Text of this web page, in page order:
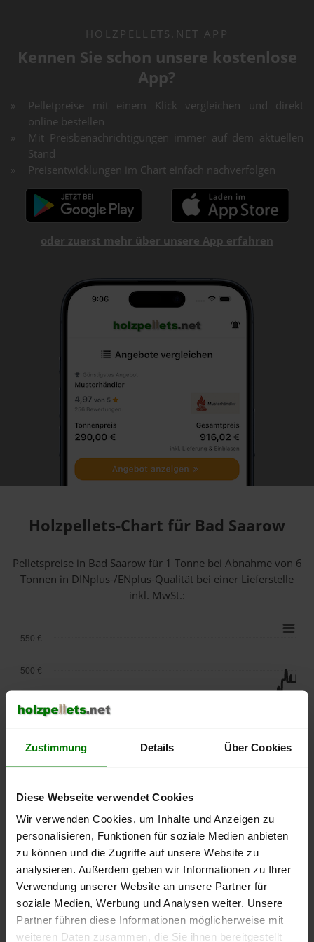
Zustimmung Details Über Cookies
Diese Webseite verwendet Cookies
Wir verwenden Cookies, um Inhalte und Anzeigen zu
personalisieren, Funktionen für soziale Medien anbieten
zu können und die Zugriffe auf unsere Website zu
analysieren. Außerdem geben wir Informationen zu Ihrer
Verwendung unserer Website an unsere Partner für
soziale Medien, Werbung und Analysen weiter. Unsere
Partner führen diese Informationen möglicherweise mit
weiteren Daten zusammen, die Sie ihnen bereitgestellt
HOLZPELLETS.NET APP
Kennen Sie schon unsere kostenlose
App?
Pelletpreise mit einem Klick vergleichen und direkt
online bestellen
Mit Preisbenachrichtigungen immer auf dem aktuellen
Stand
Preisentwicklungen im Chart einfach nachverfolgen
oder zuerst mehr über unsere App erfahren
Holzpellets-Chart für Bad Saarow
Pelletspreise in Bad Saarow für 1 Tonne bei Abnahmevon 6
Tonnen in DINplus-/ENplus-Qualität bei einer Lieferstelle
inkl. MwSt.:
lose Ware Sackware
September
2025
Januar
2026
Mai
2026
300 €
350 €
450 €
500 €
550 €
Die aktuelle Preisentwicklung für Holzpellets in Deutschland
können Sie jederzeit auf unsererPelletspreise-Seite
nachvollziehen.